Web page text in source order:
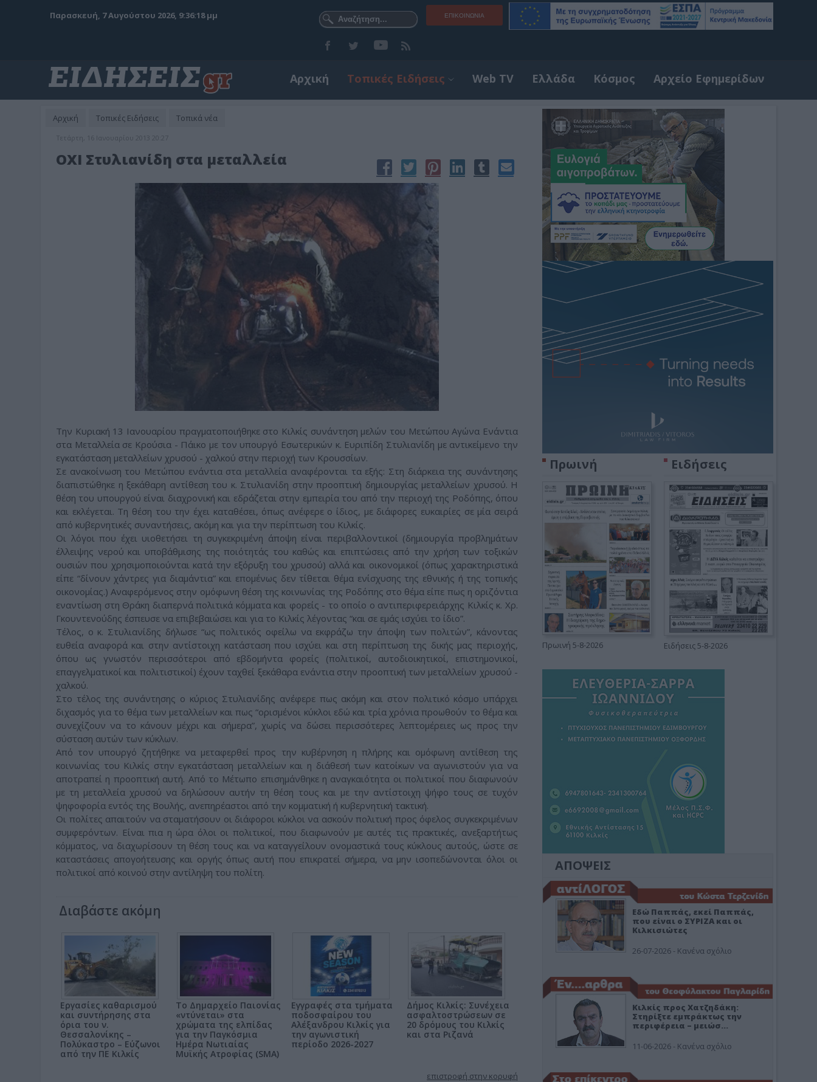
ΕΠΙΚΟΙΝΩΝΊΑ
Παρασκευή, 7 Αυγούστου 2026, 9:36:20 μμ
Αρχική Τοπικές Ειδήσεις Web TV Ελλάδα Κόσμος Αρχείο Εφημερίδων
Αρχική Τοπικές Ειδήσεις Τοπικά νέα
Τετάρτη, 16 Ιανουαρίου 2013 20:27
ΟΧΙ Στυλιανίδη στα μεταλλεία
Την Κυριακή 13 Ιανουαρίου πραγματοποιήθηκε στο Κιλκίς συνάντηση μελών του Μετώπου Αγώνα Ενάντια
στα Μεταλλεία σε Κρούσια - Πάικο με τον υπουργό Εσωτερικών κ. Ευριπίδη Στυλιανίδη με αντικείμενο την
εγκατάσταση μεταλλείων χρυσού - χαλκού στην περιοχή των Κρουσσίων.
Σε ανακοίνωση του Μετώπου ενάντια στα μεταλλεία αναφέρονται τα εξής: Στη διάρκεια της συνάντησης
διαπιστώθηκε η ξεκάθαρη αντίθεση του κ. Στυλιανίδη στην προοπτική δημιουργίας μεταλλείων χρυσού. Η
θέση του υπουργού είναι διαχρονική και εδράζεται στην εμπειρία του από την περιοχή της Ροδόπης, όπου
και εκλέγεται. Τη θέση του την έχει καταθέσει, όπως ανέφερε ο ίδιος, με διάφορες ευκαιρίες σε μία σειρά
από κυβερνητικές συναντήσεις, ακόμη και για την περίπτωση του Κιλκίς.
Οι λόγοι που έχει υιοθετήσει τη συγκεκριμένη άποψη είναι περιβαλλοντικοί (δημιουργία προβλημάτων
έλλειψης νερού και υποβάθμισης της ποιότητάς του καθώς και επιπτώσεις από την χρήση των τοξικών
ουσιών που χρησιμοποιούνται κατά την εξόρυξη του χρυσού) αλλά και οικονομικοί (όπως χαρακτηριστικά
είπε “δίνουν χάντρες για διαμάντια” και επομένως δεν τίθεται θέμα ενίσχυσης της εθνικής ή της τοπικής
οικονομίας.) Αναφερόμενος στην ομόφωνη θέση της κοινωνίας της Ροδόπης στο θέμα είπε πως η οριζόντια
εναντίωση στη Θράκη διαπερνά πολιτικά κόμματα και φορείς - το οποίο ο αντιπεριφερειάρχης Κιλκίς κ. Χρ.
Γκουντενούδης έσπευσε να επιβεβαιώσει και για το Κιλκίς λέγοντας “και σε εμάς ισχύει το ίδιο”.
Τέλος, ο κ. Στυλιανίδης δήλωσε “ως πολιτικός οφείλω να εκφράζω την άποψη των πολιτών”, κάνοντας
ευθεία αναφορά και στην αντίστοιχη κατάσταση που ισχύει και στη περίπτωση της δικής μας περιοχής,
όπου ως γνωστόν περισσότεροι από εβδομήντα φορείς (πολιτικοί, αυτοδιοικητικοί, επιστημονικοί,
επαγγελματικοί και πολιτιστικοί) έχουν ταχθεί ξεκάθαρα ενάντια στην προοπτική των μεταλλείων χρυσού -
χαλκού.
Στο τέλος της συνάντησης ο κύριος Στυλιανίδης ανέφερε πως ακόμη και στον πολιτικό κόσμο υπάρχει
διχασμός για το θέμα των μεταλλείων και πως “ορισμένοι κύκλοι εδώ και τρία χρόνια προωθούν το θέμα και
συνεχίζουν να το κάνουν μέχρι και σήμερα”, χωρίς να δώσει περισσότερες λεπτομέρειες ως προς την
σύσταση αυτών των κύκλων.
Από τον υπουργό ζητήθηκε να μεταφερθεί προς την κυβέρνηση η πλήρης και ομόφωνη αντίθεση της
κοινωνίας του Κιλκίς στην εγκατάσταση μεταλλείων και η διάθεσή των κατοίκων να αγωνιστούν για να
αποτραπεί η προοπτική αυτή. Από το Μέτωπο επισημάνθηκε η αναγκαιότητα οι πολιτικοί που διαφωνούν
με τη μεταλλεία χρυσού να δηλώσουν αυτήν τη θέση τους και με την αντίστοιχη ψήφο τους σε τυχόν
ψηφοφορία εντός της Βουλής, ανεπηρέαστοι από την κομματική ή κυβερνητική τακτική.
Οι πολίτες απαιτούν να σταματήσουν οι διάφοροι κύκλοι να ασκούν πολιτική προς όφελος συγκεκριμένων
συμφερόντων. Είναι πια η ώρα όλοι οι πολιτικοί, που διαφωνούν με αυτές τις πρακτικές, ανεξαρτήτως
κόμματος, να διαχωρίσουν τη θέση τους και να καταγγείλουν ονομαστικά τους κύκλους αυτούς, ώστε σε
καταστάσεις απογοήτευσης και οργής όπως αυτή που επικρατεί σήμερα, να μην ισοπεδώνονται όλοι οι
πολιτικοί από κοινού στην αντίληψη του πολίτη.
Διαβάστε ακόμη
Εργασίες καθαρισμού
και συντήρησης στα
όρια του ν.
Θεσσαλονίκης –
Πολύκαστρο – Εύζωνοι
από την ΠΕ Κιλκίς
Το Δημαρχείο Παιονίας
«ντύνεται» στα
χρώματα της ελπίδας
για την Παγκόσμια
Ημέρα Νωτιαίας
Μυϊκής Ατροφίας (SMA)
Εγγραφές στα τμήματα
ποδοσφαίρου του
Αλέξανδρου Κιλκίς για
την αγωνιστική
περίοδο 2026-2027
Δήμος Κιλκίς: Συνέχεια
ασφαλτοστρώσεων σε
20 δρόμους του Κιλκίς
και στα Ριζανά
επιστροφή στην κορυφή
Πρωινή
Πρωινή 5-8-2026
Ειδήσεις
Ειδήσεις 5-8-2026
ΑΠΟΨΕΙΣ
Εδώ Παππάς, εκεί Παππάς,
που είναι ο ΣΥΡΙΖΑ και οι
Κιλκισιώτες
26-07-2026 - Κανένα σχόλιο
Κιλκίς προς Χατζηδάκη:
Στηρίξτε εμπράκτως την
περιφέρεια – μειώσ…
11-06-2026 - Κανένα σχόλιο